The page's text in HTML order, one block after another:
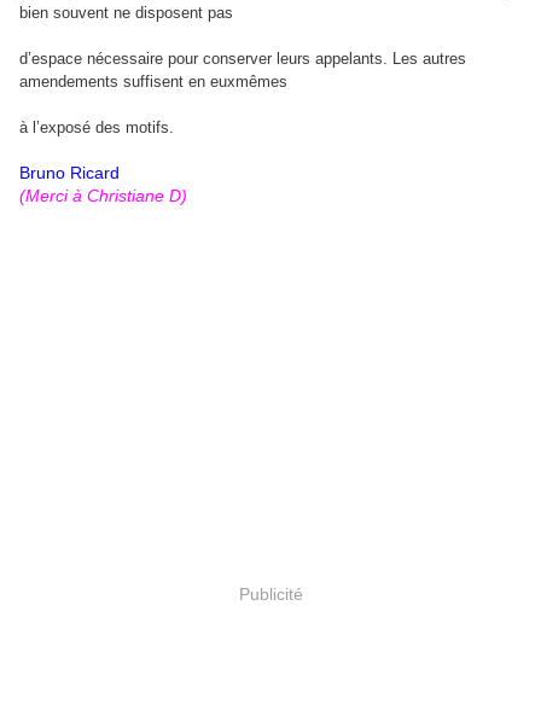
bien souvent ne disposent pas
d’espace nécessaire pour conserver leurs appelants. Les autres
amendements suffisent en euxmêmes
à l’exposé des motifs.
Bruno Ricard
(Merci à Christiane D)
Publicité